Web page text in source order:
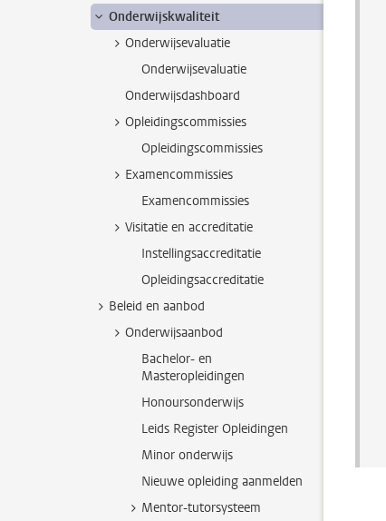
Onderwijskwaliteit
Onderwijsevaluatie
Onderwijsevaluatie
Onderwijsdashboard
Opleidingscommissies
Opleidingscommissies
Examencommissies
Examencommissies
Visitatie en accreditatie
Instellingsaccreditatie
Opleidingsaccreditatie
Beleid en aanbod
Onderwijsaanbod
Bachelor- en
Masteropleidingen
Honoursonderwijs
Leids Register Opleidingen
Minor onderwijs
Nieuwe opleiding aanmelden
Mentor-tutorsysteem